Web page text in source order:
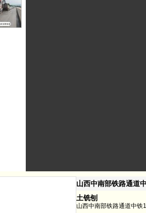
山西中南部铁路通道
土铣刨
山西中南部铁路通道中铁